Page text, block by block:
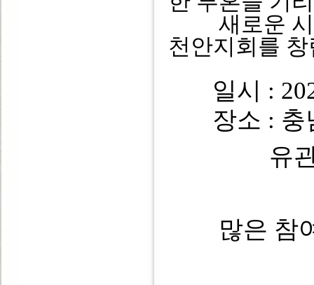
새로운 시
천안지회를
일시 :
장소 : 충
유
많은 참여